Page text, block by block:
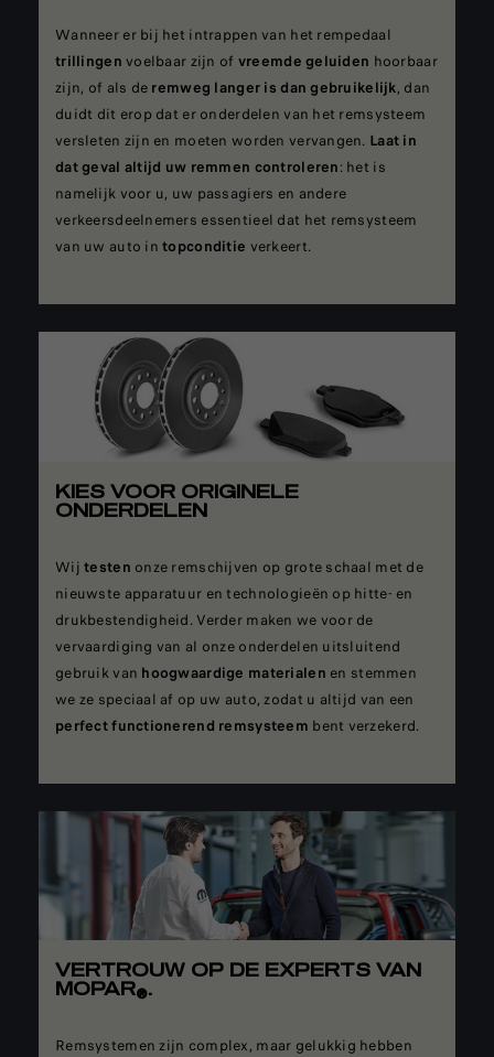
Wanneer er bij het intrappen van het rempedaal
trillingen voelbaar zijn of vreemde geluiden hoorbaar
zijn, of als de remweg langer is dan gebruikelijk, dan
duidt dit erop dat er onderdelen van het remsysteem
versleten zijn en moeten worden vervangen. Laat in
dat geval altijd uw remmen controleren: het is
namelijk voor u, uw passagiers en andere
verkeersdeelnemers essentieel dat het remsysteem
van uw auto intopconditie verkeert.
KIES VOOR ORIGINELE
ONDERDELEN
Wijtesten onze remschijven op grote schaal met de
nieuwste apparatuur en technologieën op hitte- en
drukbestendigheid. Verder maken we voor de
vervaardiging van al onze onderdelen uitsluitend
gebruik van hoogwaardige materialen en stemmen
we ze speciaal af op uw auto, zodat u altijd van een
perfect functionerend remsysteem bent verzekerd.
VERTROUW OP DE EXPERTS VAN
MOPAR®.
Remsystemen zijn complex, maar gelukkig hebben